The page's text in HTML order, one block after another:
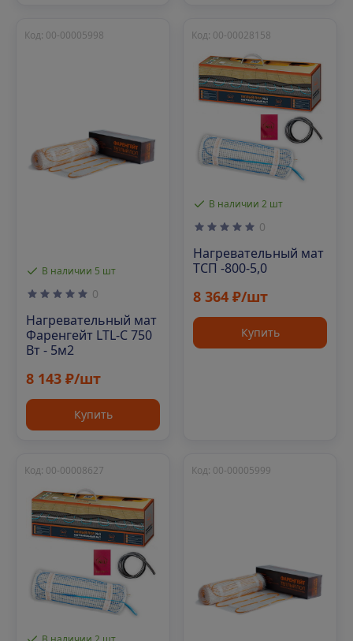
В наличии 5 шт
Код: 00-00005998
0
Нагревательный мат
Фаренгейт LTL-C 750
Вт - 5м2
8 143 ₽/шт
Купить
В наличии 2 шт
Код: 00-00028158
0
Нагревательный мат
ТСП -800-5,0
8 364 ₽/шт
Купить
Код: 00-00008627 Код: 00-00005999